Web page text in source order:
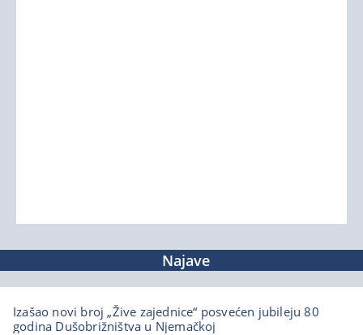
Najave
Izašao novi broj „Žive zajednice“ posvećen jubileju 80
godina Dušobrižništva u Njemačkoj